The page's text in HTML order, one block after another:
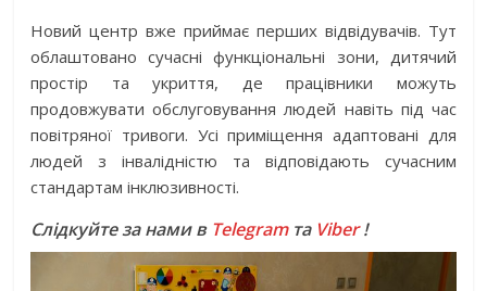
Новий центр вже приймає перших відвідувачів. Тут
облаштовано сучасні функціональні зони, дитячий
простір та укриття, де працівники можуть
продовжувати обслуговування людей навіть під час
повітряної тривоги. Усі приміщення адаптовані для
людей з інвалідністю та відповідають сучасним
стандартам інклюзивності.
Слідкуйте за нами в Telegramта Viber!